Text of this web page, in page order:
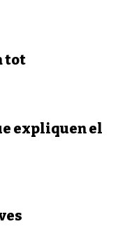
tot
expliquen el